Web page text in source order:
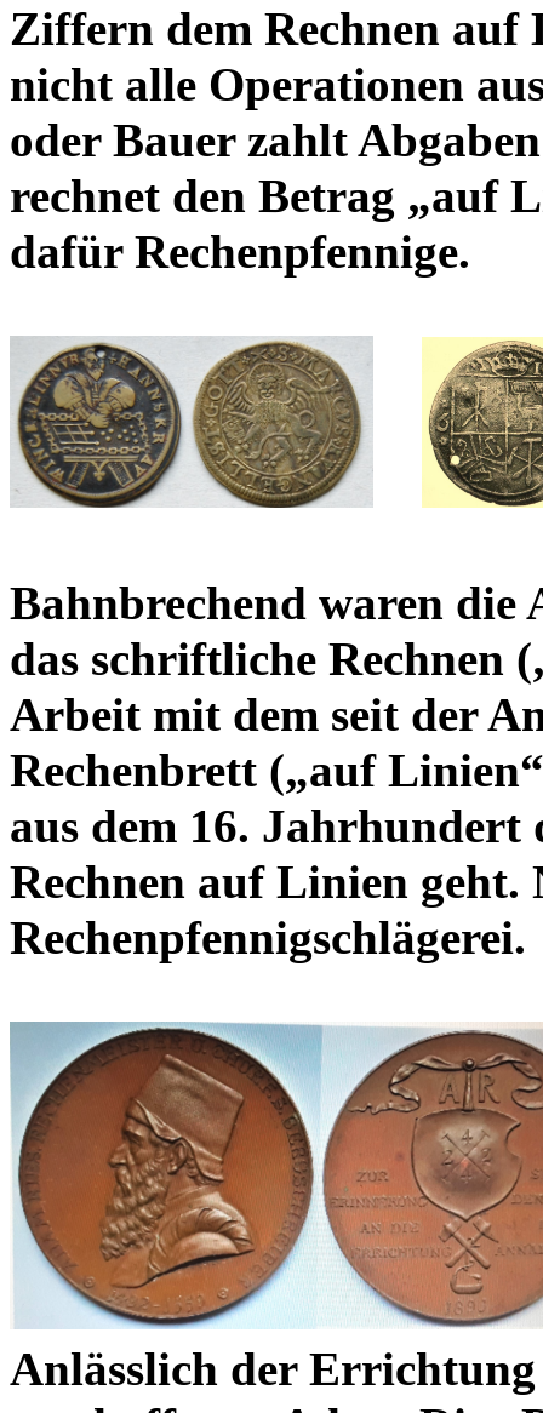
Ziffern dem Rechnen auf
nicht alle Operationen
oder Bauer zahlt
rechnet den Betrag „auf
dafür Rechenpfennige.
Bahnbrechend waren die
das schriftliche Rechnen
Arbeit mit dem seit der
Rechenbrett („auf
aus dem 16. Jahrhundert
Rechnen auf Linien
Rechenpfennigschlägerei.
Anlässlich der Errichtung